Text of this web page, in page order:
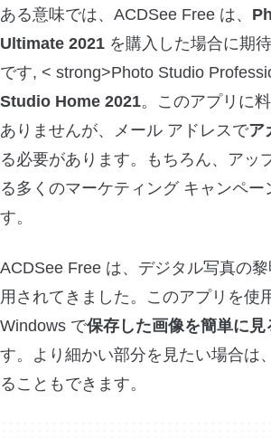
ある意味では、ACDSee Free は、
Ultimate 2021 を購入した場合に期
です, < strong>Photo Studio
Studio Home 2021。このアプリに
ありませんが、メール アドレスでア
る必要があります。もちろん、アッ
る多くのマーケティング キャンペー
す。
ACDSee Free は、デジタル写真の
用されてきました。このアプリを使
Windows で保存した画像を簡単に見
す。より細かい部分を見たい場合は
ることもできます。